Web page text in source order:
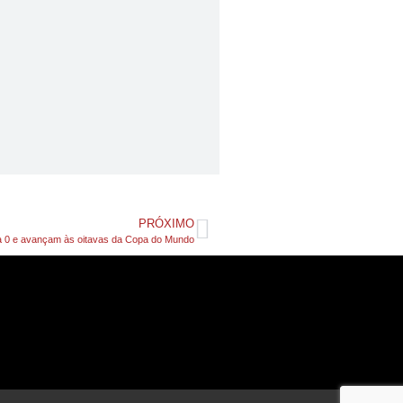
PRÓXIMO
e avançam às oitavas da Copa do Mundo